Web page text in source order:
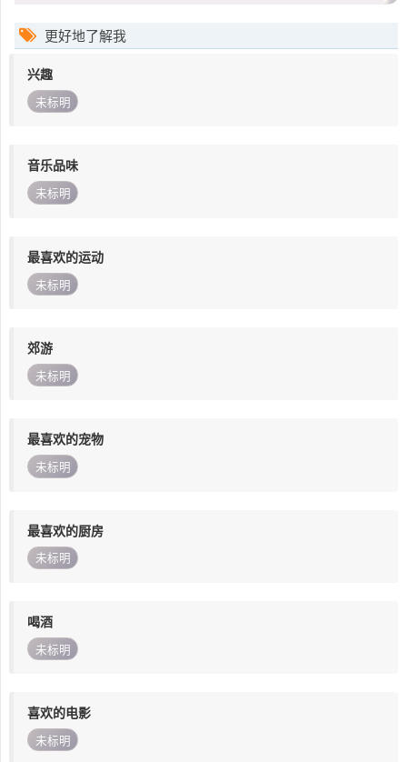
更好地了解我
兴趣
未标明
音乐品味
未标明
最喜欢的运动
未标明
郊游
未标明
最喜欢的宠物
未标明
最喜欢的厨房
未标明
喝酒
未标明
喜欢的电影
未标明